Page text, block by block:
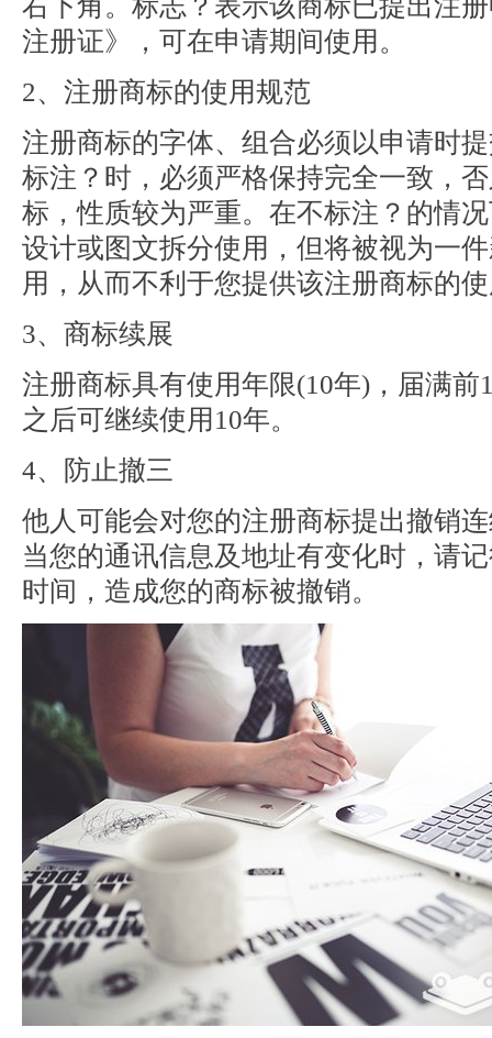
注册证》，可在申请期间使用。
2、注册商标的使用规范
注册商标的字体、组合必须以申请时
标注？时，必须严格保持完全一致，
标，性质较为严重。在不标注？的情
设计或图文拆分使用，但将被视为一
用，从而不利于您提供该注册商标的
3、商标续展
注册商标具有使用年限(10年)，届满
之后可继续使用10年。
4、防止撤三
他人可能会对您的注册商标提出撤销
当您的通讯信息及地址有变化时，请
时间，造成您的商标被撤销。